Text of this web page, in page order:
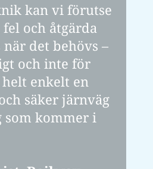
kan vi förutse
och åtgärda
det behövs –
och inte för
enkelt en
säker järnväg
som kommer i